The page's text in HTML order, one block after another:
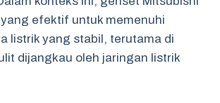
efektif untuk memenuhi
listrik yang stabil, terutama di
dijangkau oleh jaringan listrik